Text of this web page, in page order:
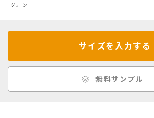
グリーン
サイズを入力する
無料サンプル